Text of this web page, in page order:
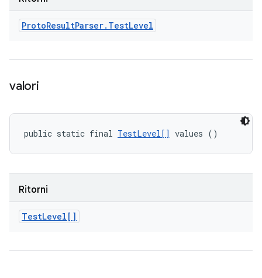
ProtoResultParser. TestLevel
valori
public static final TestLevel[] values ()
Ritorni
TestLevel[]